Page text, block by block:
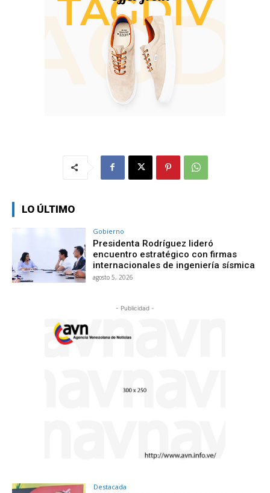
LO ÚLTIMO
Gobierno
Presidenta Rodríguez lideró
encuentro estratégico con firmas
internacionales de ingeniería sísmica
agosto 5, 2026
- Publicidad -
Destacada